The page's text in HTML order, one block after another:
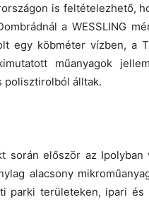
is feltételezhető,
a WESSLING
egy köbméter vízben, a
műanyagok
polisztirolból álltak.
során először az
alacsony
parki területeken, ipari és